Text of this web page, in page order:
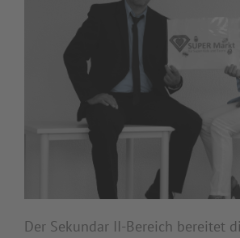
Der Sekundar II-Bereich bereitet